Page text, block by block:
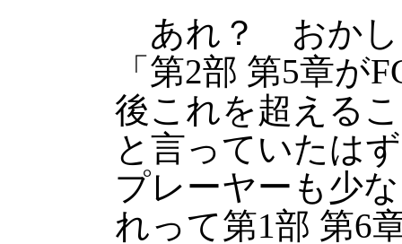
あれ？ おかし
「第2部 第5章が
後これを超える
と言っていたは
プレーヤーも少
れって第1部 第6